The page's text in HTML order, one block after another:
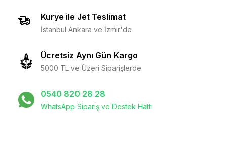
Kurye ile Jet Teslimat
İstanbul Ankara ve İzmir'de
Ücretsiz Aynı Gün Kargo
5000 TL ve Üzeri Siparişlerde
0540 820 28 28
WhatsApp Sipariş ve Destek Hattı